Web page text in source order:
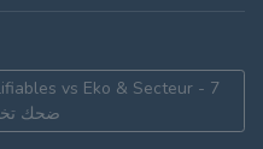
vs Eko & Secteur - 7
ضحك